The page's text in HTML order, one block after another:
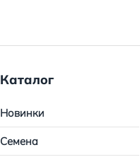
Каталог
Новинки
Семена